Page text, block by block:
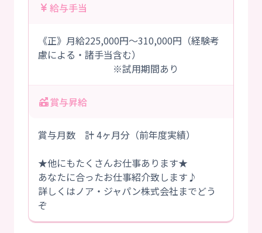
給与手当
《正》月給225,000円～310,000円（経験考
慮による・諸手当含む）
※試用期間あり
賞与昇給
賞与月数 計 4ヶ月分（前年度実績）
★他にもたくさんお仕事あります★
あなたに合ったお仕事紹介致します♪
詳しくはノア・ジャパン株式会社までどう
ぞ